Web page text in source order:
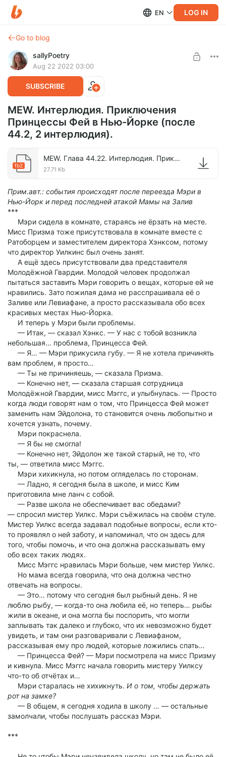
EN LOG IN
Go to blog
sallyPoetry
Aug 22 2022 03:00
SUBSCRIBE
MEW. Интерлюдия. Приключения
Принцессы Фей в Нью-Йорке (после
44.2, 2 интерлюдия).
fb2
MEW. Глава 44.22. Интерлюдия. Приключения Принцессы Фей в Нью-Йорке..fb2
27.71 Kb
Прим.авт.: события происходят после переезда Мэри в
Нью-Йорк и перед последней атакой Мамы на Залив
***
Мэри сидела в комнате, стараясь не ёрзать на месте.
Мисс Призма тоже присутствовала в комнате вместе с
Ратоборцем и заместителем директора Хэнксом, потому
что директор Уилкинс был очень занят.
А ещё здесь присутствовали два представителя
Молодёжной Гвардии. Молодой человек продолжал
пытаться заставить Мэри говорить о вещах, которые ей не
нравились. Зато пожилая дама не расспрашивала её о
Заливе или Левиафане, а просто рассказывала обо всех
красивых местах Нью-Йорка.
И теперь у Мэри были проблемы.
— Итак, — сказал Хэнкс. — У нас с тобой возникла
небольшая… проблема, Принцесса Фей.
— Я… — Мэри прикусила губу. — Я не хотела причинять
вам проблем, я просто…
— Ты не причиняешь, — сказала Призма.
— Конечно нет, — сказала старшая сотрудница
Молодёжной Гвардии, мисс Мэггс, и улыбнулась. — Просто
когда люди говорят нам о том, что Принцесса Фей может
заменить нам Эйдолона, то становится очень любопытно и
хочется узнать, почему.
Мэри покраснела.
— Я бы не смогла!
— Конечно нет, Эйдолон же такой старый, не то, что
ты, — ответила мисс Мэггс.
Мэри хихикнула, но потом огляделась по сторонам.
— Ладно, я сегодня была в школе, и мисс Ким
приготовила мне ланч с собой.
— Разве школа не обеспечивает вас обедами?
— спросил мистер Уилкс. Мэри съёжилась на своём стуле.
Мистер Уилкс всегда задавал подобные вопросы, если кто-
то проявлял о ней заботу, и напоминал, что он здесь для
того, чтобы помочь, и что она должна рассказывать ему
обо всех таких людях.
Мисс Мэггс нравилась Мэри больше, чем мистер Уилкс.
Но мама всегда говорила, что она должна честно
отвечать на вопросы.
— Это… потому что сегодня был рыбный день. Я не
люблю рыбу, — когда-то она любила её, но теперь… рыбы
жили в океане, и она могла бы поспорить, что могли
заплывать так далеко и глубоко, что их невозможно будет
увидеть, и там они разговаривали с Левиафаном,
рассказывая ему про людей, которые ложились спать…
— Принцесса Фей? — Мэри посмотрела на мисс Призму
и кивнула. Мисс Мэггс начала говорить мистеру Уилксу
что-то об отчётах и…
Мэри старалась не хихикнуть. И о том, чтобы держать
рот на замке?
— В общем, я сегодня ходила в школу … — остальные
замолчали, чтобы послушать рассказ Мэри.
***